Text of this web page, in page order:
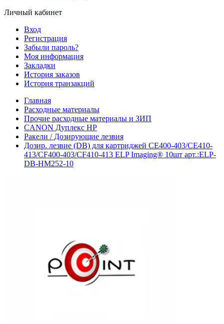
Личный кабинет
Вход
Регистрация
Забыли пароль?
Моя информация
Закладки
История заказов
История транзакций
Главная
Расходные материалы
Прочие расходные материалы и ЗИП
CANON Дуплекс HP
Ракели / Дозирующие лезвия
Дозир. лезвие (DB) для картриджей CE400-403/CE410-
413/CF400-403/CF410-413 ELP Imaging® 10шт арт.:ELP-
DB-HM252-10